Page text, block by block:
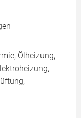
Ölheizung,